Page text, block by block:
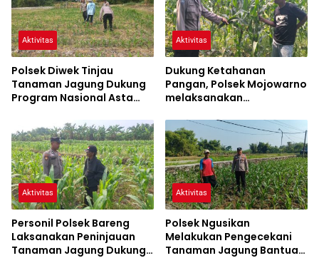
Aktivitas
Polsek Diwek Tinjau
Tanaman Jagung Dukung
Program Nasional Asta
Aktivitas
Dukung Ketahanan
Pangan, Polsek Mojowarno
melaksanakan
Jagung
Aktivitas
Personil Polsek Bareng
Laksanakan Peninjauan
Tanaman Jagung Dukung
Aktivitas
Polsek Ngusikan
Melakukan Pengecekani
Tanaman Jagung Bantuan